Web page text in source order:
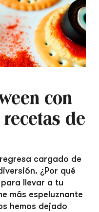
con
de
cargado de
¿Por qué
llevar a tu
más espeluznante
hemos dejado